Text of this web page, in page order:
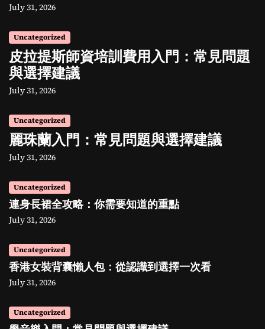
July 31, 2026
Uncategorized
皮拉提斯師資培訓費用入門：常見問題
與選擇建議
July 31, 2026
Uncategorized
麗珠蘭入門：常見問題與選擇建議
July 31, 2026
Uncategorized
連身長裙全攻略：你需要知道的重點
July 31, 2026
Uncategorized
香港女裝背囊懶人包：從認識到選擇一次看
July 31, 2026
Uncategorized